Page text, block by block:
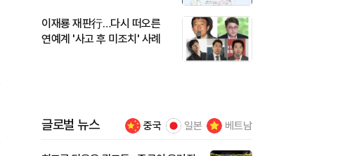
이재룡 재판行…다시 떠오른
연예계 '사고 후 미조치' 사례
글로벌 뉴스 중국 일본 베트남